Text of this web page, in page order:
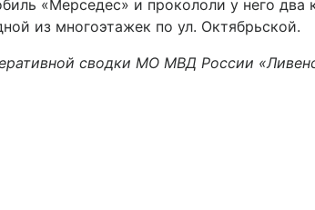
«Мерседес» и прокололи у него
из многоэтажек по ул. Октябрьской.
сводки МО МВД России